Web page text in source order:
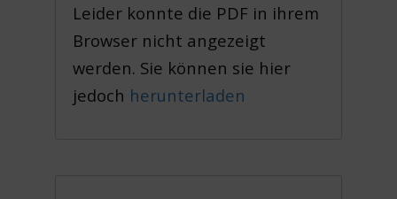
Leider konnte die PDF in ihrem
Browser nicht angezeigt
werden. Sie können sie hier
jedoch herunterladen